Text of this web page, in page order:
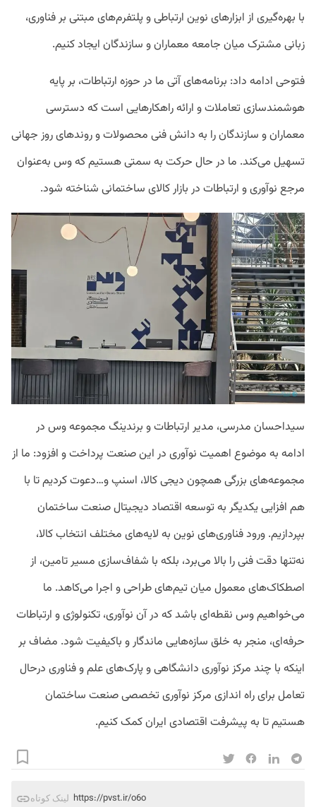
با بهره‌گیری از ابزارهای نوین ارتباطی و پلتفرم‌های مبتنی بر فناوری،
زبانی مشترک میان جامعه معماران و سازندگان ایجاد کنیم.
فتوحی ادامه داد: برنامه‌های آتی ما در حوزه ارتباطات، بر پایه
هوشمندسازی تعاملات و ارائه راهکارهایی است که دسترسی
معماران و سازندگان را به دانش فنی محصولات و روندهای روز جهانی
تسهیل می‌کند. ما در حال حرکت به سمتی هستیم که وس به‌عنوان
مرجع نوآوری و ارتباطات در بازار کالای ساختمانی شناخته شود.
سیداحسان مدرسی، مدیر ارتباطات و برندینگ مجموعه وس در
ادامه به موضوع اهمیت نوآوری در این صنعت پرداخت و افزود: ما از
مجموعه‌های بزرگی همچون دیجی کالا، اسنپ و…دعوت کردیم تا با
هم افزایی یکدیگر به توسعه اقتصاد دیجیتال صنعت ساختمان
بپردازیم. ورود فناوری‌های نوین به لایه‌های مختلف انتخاب کالا،
نه‌تنها دقت فنی را بالا می‌برد، بلکه با شفاف‌سازی مسیر تامین، از
اصطکاک‌های معمول میان تیم‌های طراحی و اجرا می‌کاهد. ما
می‌خواهیم وس نقطه‌ای باشد که در آن نوآوری، تکنولوژی و ارتباطات
حرفه‌ای، منجر به خلق سازه‌هایی ماندگار و باکیفیت شود. مضاف بر
اینکه با چند مرکز نوآوری دانشگاهی و پارک‌های علم و فناوری درحال
تعامل برای راه اندازی مرکز نوآوری تخصصی صنعت ساختمان
هستیم تا به پیشرفت اقتصادی ایران کمک کنیم.
لینک کوتاه https://pvst.ir/o6o